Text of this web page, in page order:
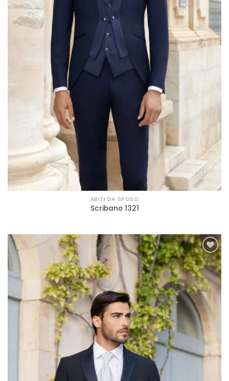
ABITI DA SPOSO
Scribano 1321
AGGIUNGI
ALLA TUA
LISTA DEI
DESIDERI